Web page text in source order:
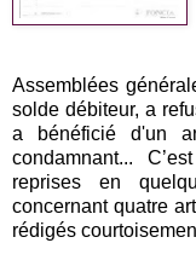
Assemblées
solde débiteur, a
a bénéficié d'un
condamnant...
reprises en
concernant quatre
rédigés